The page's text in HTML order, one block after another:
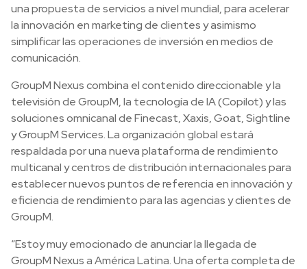
una propuesta de servicios a nivel mundial, para acelerar
la innovación en marketing de clientes y asimismo
simplificar las operaciones de inversión en medios de
comunicación.
GroupM Nexus combina el contenido direccionable y la
televisión de GroupM, la tecnología de IA (Copilot) y las
soluciones omnicanal de Finecast, Xaxis, Goat, Sightline
y GroupM Services. La organización global estará
respaldada por una nueva plataforma de rendimiento
multicanal y centros de distribución internacionales para
establecer nuevos puntos de referencia en innovación y
eficiencia de rendimiento para las agencias y clientes de
GroupM.
“Estoy muy emocionado de anunciar la llegada de
GroupM Nexus a América Latina. Una oferta completa de